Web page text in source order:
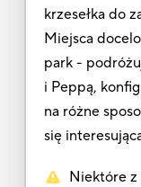
krzesełka do
Miejsca
park -
i Peppą,
na różne
się
Niektóre z